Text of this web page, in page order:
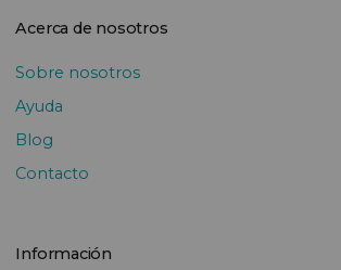
Acerca de nosotros
Sobre nosotros
Ayuda
Blog
Contacto
Información